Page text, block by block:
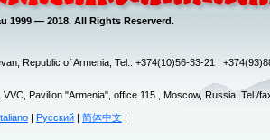
1999 — 2018. All Rights Reserverd.
Republic of Armenia, Tel.: +374(10)56-33-21 ,
Pavilion "Armenia", office 115., Moscow, Russia. Tel./
Italiano Русский 简体中文